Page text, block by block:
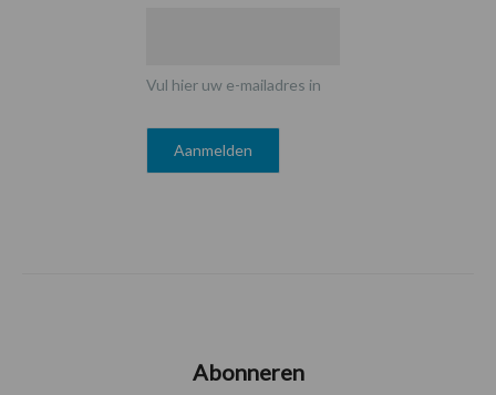
Vul hier uw e-mailadres in
Abonneren